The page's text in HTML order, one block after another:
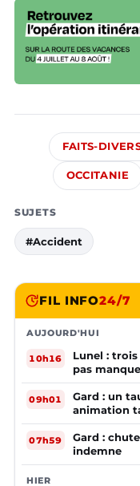
FAITS-
OCCITANIE
SUJETS
#Accident
FIL INFO24/7
AUJOURD'HUI
10h16
Lunel :
pas
09h01
Gard : un
animation
07h59
Gard :
indemne
HIER